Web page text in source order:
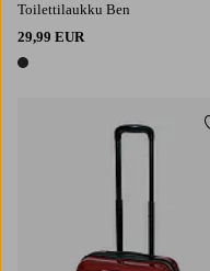
Toilettilaukku Ben
29,99 EUR
1 väri